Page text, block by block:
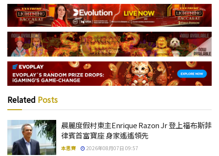
Related Posts
晨麗度假村東主Enrique Razon Jr 登上福布斯菲
律賓首富寶座 身家遙遙領先
本思齊 2026年08月07日 09:57